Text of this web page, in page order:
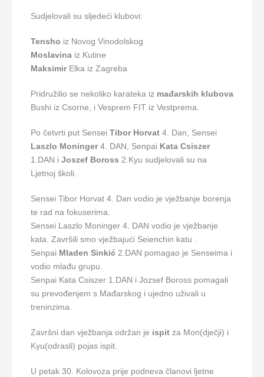
Sudjelovali su sljedeći klubovi:
Tensho iz Novog Vinodolskog
Moslavina iz Kutine
MaksimirElka iz Zagreba
Pridružilio se nekoliko karateka iz mađarskih klubova
Bushi iz Csorne, i Vesprem FIT iz Vestprema.
Po četvrti put Sensei Tibor Horvat 4. Dan, Sensei
Laszlo Moninger4. DAN, Senpai Kata Csiszer
1.DAN i Joszef Boross 2.Kyu sudjelovali su na
Ljetnoj školi.
Sensei Tibor Horvat 4. Dan vodio je vježbanje borenja
te rad na fokuserima.
Sensei Laszlo Moninger 4. DAN vodio je vježbanje
kata. Završili smo vježbajući Seienchin katu .
Senpai Mladen Sinkić 2.DAN pomagao je Senseima i
vodio mlađu grupu.
Senpai Kata Csiszer 1.DAN i Jozsef Boross pomagali
su prevođenjem s Mađarskog i ujedno uživali u
treninzima.
Završni dan vježbanja održan je ispit za Mon(dječji) i
Kyu(odrasli) pojas ispit.
U petak 30. Kolovoza prije podneva članovi ljetne